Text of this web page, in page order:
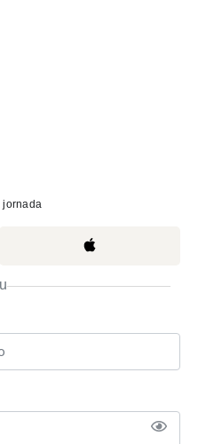
jornada